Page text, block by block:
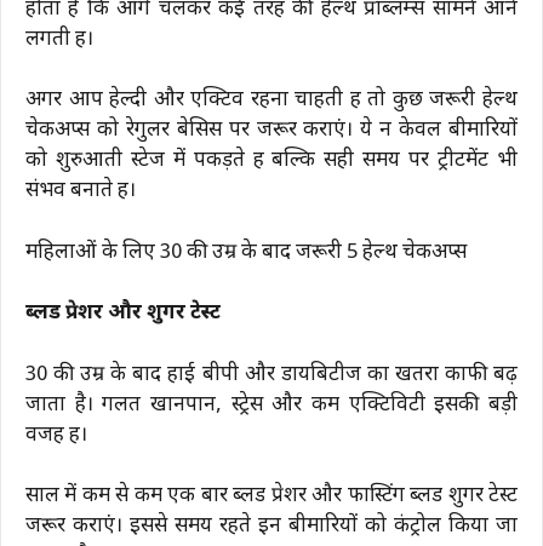
होता है कि आगे चलकर कई तरह की हेल्थ प्रॉब्लम्स सामने आने
लगती हैं।
अगर आप हेल्दी और एक्टिव रहना चाहती हैं तो कुछ जरूरी हेल्थ
चेकअप्स को रेगुलर बेसिस पर जरूर कराएं। ये न केवल बीमारियों
को शुरुआती स्टेज में पकड़ते हैं बल्कि सही समय पर ट्रीटमेंट भी
संभव बनाते हैं।
महिलाओं के लिए 30 की उम्र के बाद जरूरी 5 हेल्थ चेकअप्स
ब्लड प्रेशर और शुगर टेस्ट
30 की उम्र के बाद हाई बीपी और डायबिटीज का खतरा काफी बढ़
जाता है। गलत खानपान, स्ट्रेस और कम एक्टिविटी इसकी बड़ी
वजह हैं।
साल में कम से कम एक बार ब्लड प्रेशर और फास्टिंग ब्लड शुगर टेस्ट
जरूर कराएं। इससे समय रहते इन बीमारियों को कंट्रोल किया जा